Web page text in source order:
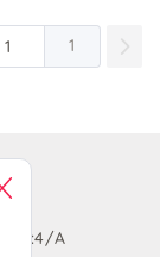
1
No:4/A